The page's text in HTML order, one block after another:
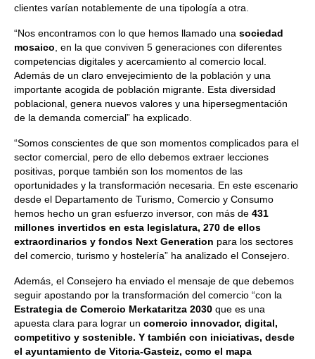
clientes varían notablemente de una tipología a otra.
“Nos encontramos con lo que hemos llamado una sociedad
mosaico , en la que conviven 5 generaciones con diferentes
competencias digitales y acercamiento al comercio local.
Además de un claro envejecimiento de la población y una
importante acogida de población migrante. Esta diversidad
poblacional, genera nuevos valores y una hipersegmentación
de la demanda comercial” ha explicado.
“Somos conscientes de que son momentos complicados para el
sector comercial, pero de ello debemos extraer lecciones
positivas, porque también son los momentos de las
oportunidades y la transformación necesaria. En este escenario
desde el Departamento de Turismo, Comercio y Consumo
hemos hecho un gran esfuerzo inversor, con más de 431
millones invertidos en esta legislatura, 270 de ellos
extraordinarios y fondos Next Generation para los sectores
del comercio, turismo y hostelería” ha analizado el Consejero.
Además, el Consejero ha enviado el mensaje de que debemos
seguir apostando por la transformación del comercio “con la
Estrategia de Comercio Merkataritza 2030 que es una
apuesta clara para lograr un comercio innovador, digital,
competitivo y sostenible. Y también con iniciativas, desde
el ayuntamiento de Vitoria-Gasteiz, como el mapa